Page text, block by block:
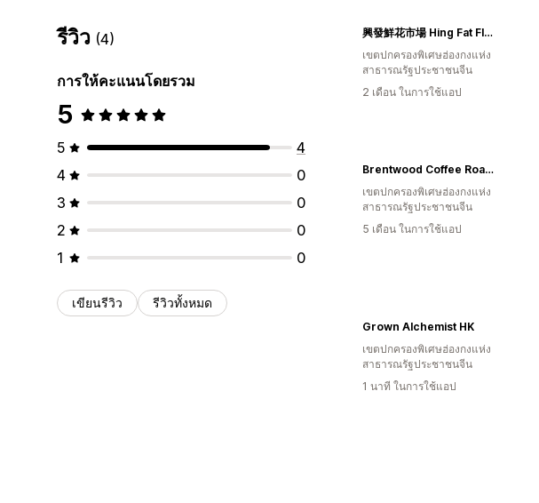
รีวิว (4)
การให้คะแนนโดยรวม
5
5
4
4
0
3
0
2
0
1
0
เขียนรีวิว รีวิวทั้งหมด
興發鮮花市場 Hing Fat Flower Market
เขตปกครองพิเศษฮ่องกงแห่ง
สาธารณรัฐประชาชนจีน
2 เดือน ในการใช้แอป
Brentwood Coffee Roaster
เขตปกครองพิเศษฮ่องกงแห่ง
สาธารณรัฐประชาชนจีน
5 เดือน ในการใช้แอป
Grown Alchemist HK
เขตปกครองพิเศษฮ่องกงแห่ง
สาธารณรัฐประชาชนจีน
1 นาที ในการใช้แอป